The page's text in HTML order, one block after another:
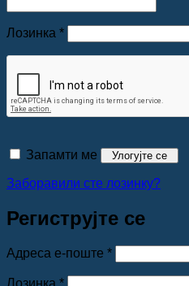
Лозинка *Обавезно
Запамти ме Улогујте се
Заборавили сте лозинку?
Региструјте се
Адреса е-поште *Обавезно
Обавезно